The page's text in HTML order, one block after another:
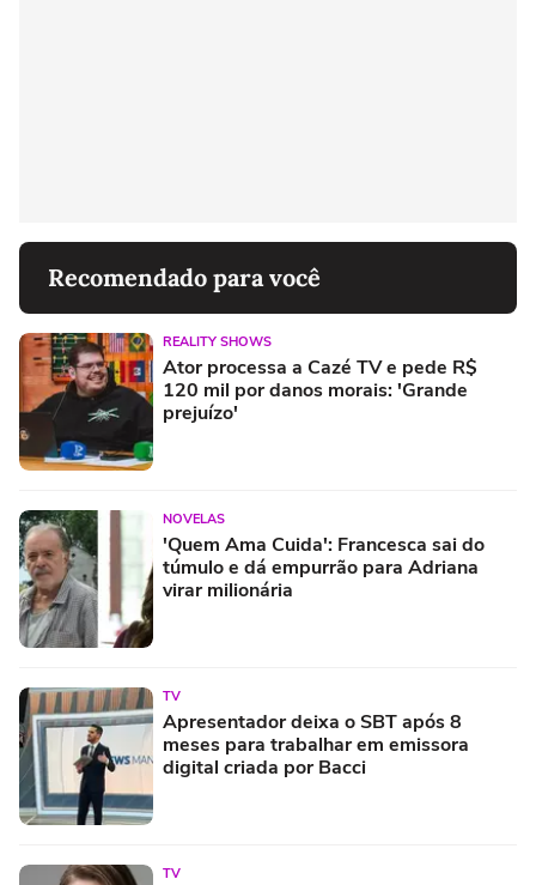
Recomendado para você
REALITY SHOWS
Ator processa a Cazé TV e pede R$
120 mil por danos morais: 'Grande
prejuízo'
NOVELAS
'Quem Ama Cuida': Francesca sai do
túmulo e dá empurrão para Adriana
virar milionária
TV
Apresentador deixa o SBT após 8
meses para trabalhar em emissora
digital criada por Bacci
TV